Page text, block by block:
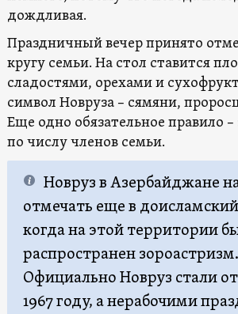
дождливая.
Праздничный вечер принято
кругу семьи. На стол ставится
сладостями, орехами и
символ Новруза – сямяни,
Еще одно обязательное правило –
по числу членов семьи.
Новруз в Азербайджане
отмечать еще в
когда на этой территории
распространен зороастризм.
Официально Новруз стали
1967 году, а нерабочими